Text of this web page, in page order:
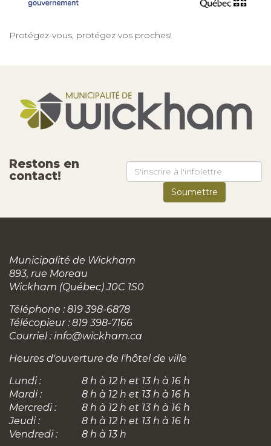
Protégez-vous, protégez vos proches!
Restons en
contact!
Municipalité de Wickham
893, rue Moreau
Wickham (Québec) J0C 1S0
Téléphone : 819 398-6878
Télécopieur : 819 398-7166
Courriel : info@wickham.ca
Heures d'ouverture de l'hôtel de ville
Lundi :
8 h à 12 h et 13 h à 16 h
Mardi :
8 h à 12 h et 13 h à 16 h
Mercredi :
8 h à 12 h et 13 h à 16 h
Jeudi :
8 h à 12 h et 13 h à 16 h
Vendredi :
8 h à 13 h